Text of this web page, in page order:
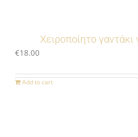
Χειροποίητο γαντάκι
€18.00
Add to cart